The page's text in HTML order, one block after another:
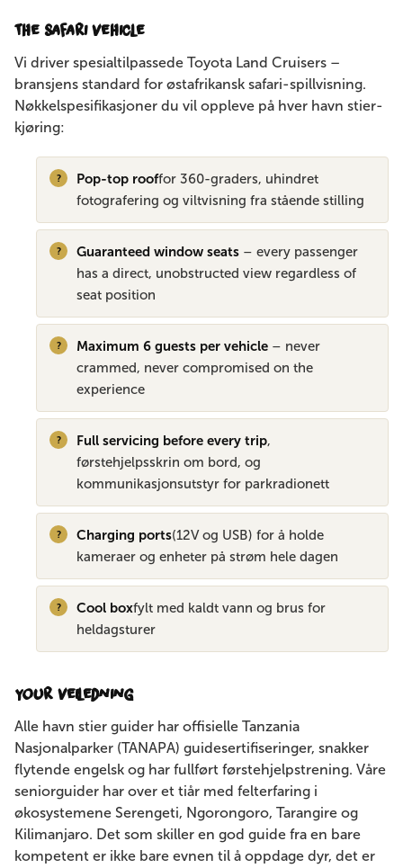
The Safari Vehicle
Vi driver spesialtilpassede Toyota Land Cruisers –
bransjens standard for østafrikansk safari-spillvisning.
Nøkkelspesifikasjoner du vil oppleve på hver havn stier-
kjøring:
Pop-top rooffor 360-graders, uhindret
fotografering og viltvisning fra stående stilling
Guaranteed window seats – every passenger
has a direct, unobstructed view regardless of
seat position
Maximum 6 guests per vehicle – never
crammed, never compromised on the
experience
Full servicing before every trip,
førstehjelpsskrin om bord, og
kommunikasjonsutstyr for parkradionett
Charging ports(12V og USB) for å holde
kameraer og enheter på strøm hele dagen
Cool boxfylt med kaldt vann og brus for
heldagsturer
Your Veiledning
Alle havn stier guider har offisielle Tanzania
Nasjonalparker (TANAPA) guidesertifiseringer, snakker
flytende engelsk og har fullført førstehjelpstrening. Våre
seniorguider har over et tiår med felterfaring i
økosystemene Serengeti, Ngorongoro, Tarangire og
Kilimanjaro. Det som skiller en god guide fra en bare
kompetent er ikke bare evnen til å oppdage dyr, det er